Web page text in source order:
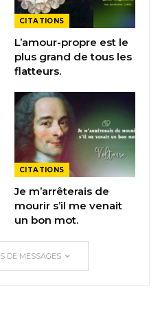
CITATIONS
L’amour-propre est le
plus grand de tous les
flatteurs.
CITATIONS
Je m’arrêterais de
mourir s’il me venait
un bon mot.
DE MESSAGES